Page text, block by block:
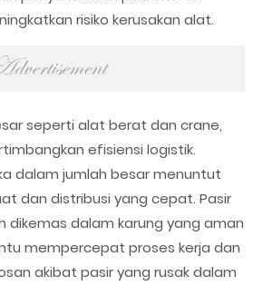
risiko kerusakan alat.
seperti alat berat dan crane,
efisiensi logistik.
dalam jumlah besar menuntut
dan distribusi yang cepat. Pasir
dikemas dalam karung yang aman
mempercepat proses kerja dan
akibat pasir yang rusak dalam